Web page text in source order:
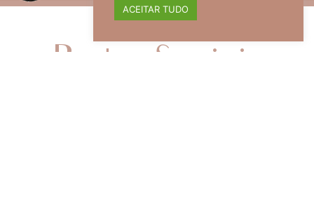
Redes Sociais
ACEITAR TUDO